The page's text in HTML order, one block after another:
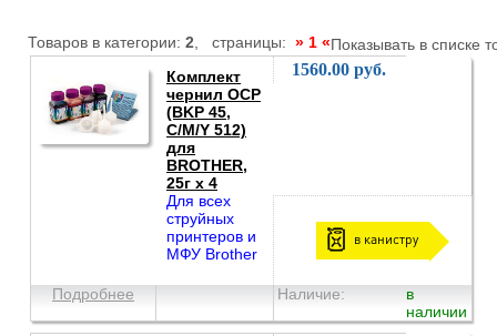
Товаров в категории: 2 , страницы: » 1 «Показывать в списке
Комплект
чернил OCP
(BKP 45,
С/M/Y 512)
для
BROTHER,
25г x 4
Для всех
струйных
принтеров и
МФУ Brother
1560.00 руб.
в канистру
Подробнее Наличие:
в
наличии